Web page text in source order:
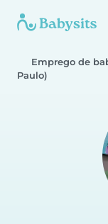
Emprego de
Paulo)